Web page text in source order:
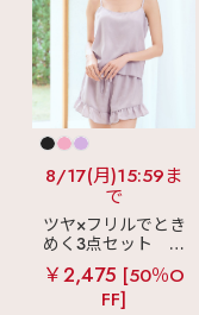
8/17(月)15:59ま
で
ツヤ×フリルでとき
めく3点セット
シ
ルキー ショートパ
ンツ 3点セット
￥2,475 [50％O
FF]